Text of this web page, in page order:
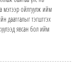
мэтээр ойлгуулж ийм
даатгалыг тэгштгэх
явсан бол ийм